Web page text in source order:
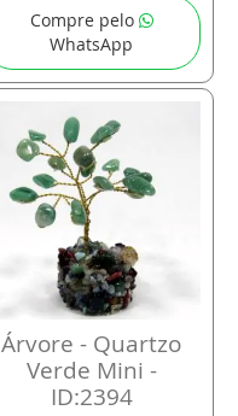
Compre pelo
WhatsApp
Árvore - Quartzo
Verde Mini -
ID:2394